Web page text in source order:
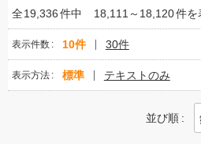
全19,336件中 18,111～18,120件を
表示件数 10件 30件
表示方法 標準 テキストのみ
並び順